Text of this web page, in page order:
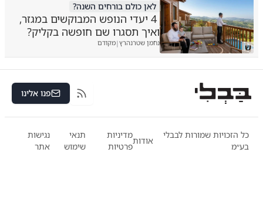
ש
לאן כולם בורחים השנה?
4 יעדי הנופש המבוקשים במגזר,
ואיך תסגרו שם חופשה בקליק?
נחמן שטרנהרץ|מקודם
RSS פנו אלינו
כל הזכויות שמורות לבבלי
בע״מ
אודות
מדיניות
פרטיות
תנאי
שימוש
נגישות
אתר